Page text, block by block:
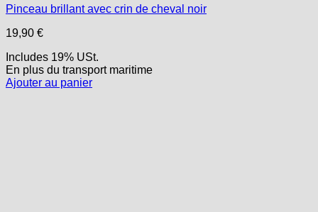
Pinceau brillant avec crin de cheval noir
19,90 €
Includes 19% USt.
En plus du transportmaritime
Ajouter au panier